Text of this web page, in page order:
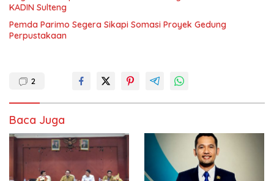
KADIN Sulteng
Pemda Parimo Segera Sikapi Somasi Proyek Gedung
Perpustakaan
2
Baca Juga